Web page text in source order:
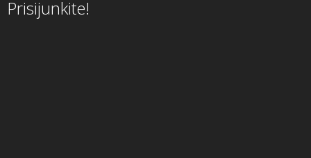
Prisijunkite!